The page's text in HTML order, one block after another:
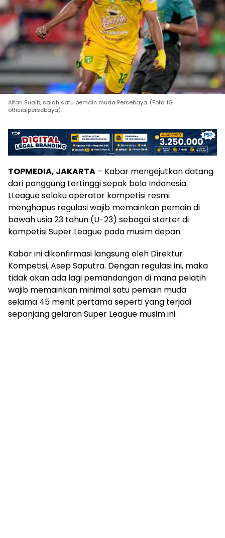
Alfan Suaib, salah satu pemain muda Persebaya. (Foto: IG
officialpersebaya).
TOPMEDIA, JAKARTA – Kabar mengejutkan datang
dari panggung tertinggi sepak bola Indonesia.
I.League selaku operator kompetisi resmi
menghapus regulasi wajib memainkan pemain di
bawah usia 23 tahun (U-23) sebagai starter di
kompetisi Super League pada musim depan.
Kabar ini dikonfirmasi langsung oleh Direktur
Kompetisi, Asep Saputra. Dengan regulasi ini, maka
tidak akan ada lagi pemandangan di mana pelatih
wajib memainkan minimal satu pemain muda
selama 45 menit pertama seperti yang terjadi
sepanjang gelaran Super League musim ini.